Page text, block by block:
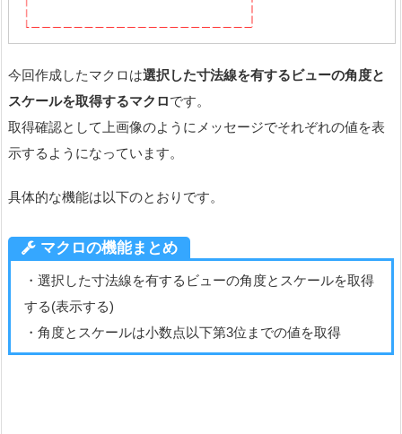
今回作成したマクロは選択した寸法線を有するビューの角度と
スケールを取得するマクロです。
取得確認として上画像のようにメッセージでそれぞれの値を表
示するようになっています。
具体的な機能は以下のとおりです。
マクロの機能まとめ
・選択した寸法線を有するビューの角度とスケールを取得
する(表示する)
・角度とスケールは小数点以下第3位までの値を取得